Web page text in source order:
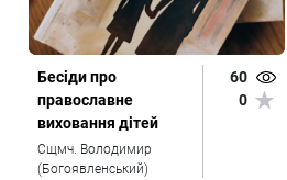
Бесіди про
православне
виховання дітей
Сщмч. Володимир
(Богоявленський)
60
0